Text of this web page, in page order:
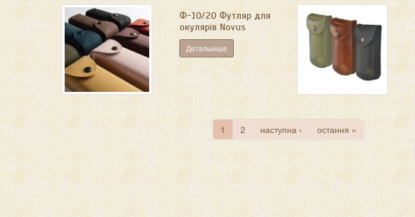
Ф-10/20 Футляр для
окулярів Novus
Детальніше
1 2 наступна › остання »